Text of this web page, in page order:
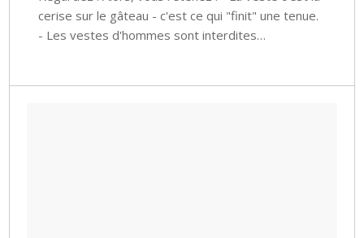
cerise sur le gâteau - c'est ce qui "finit" une tenue.
- Les vestes d'hommes sont interdites…